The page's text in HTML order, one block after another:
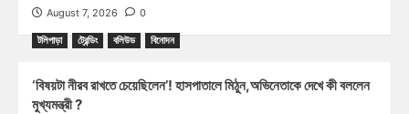
August 7, 2026 0
টলিপাড়া ট্রেন্ডিং বলিউড বিনোদন
‘বিষয়টা নীরব রাখতে চেয়েছিলেন’! হাসপাতালে মিঠুন,অভিনেতাকে দেখে কী বললেন
মুখ্যমন্ত্রী ?